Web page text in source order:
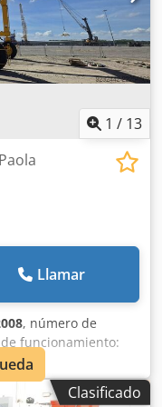
1 / 13
Llamar
, número de
funcionamiento:
Teichmann / Paola
una capacidad de
integral
Clasificado